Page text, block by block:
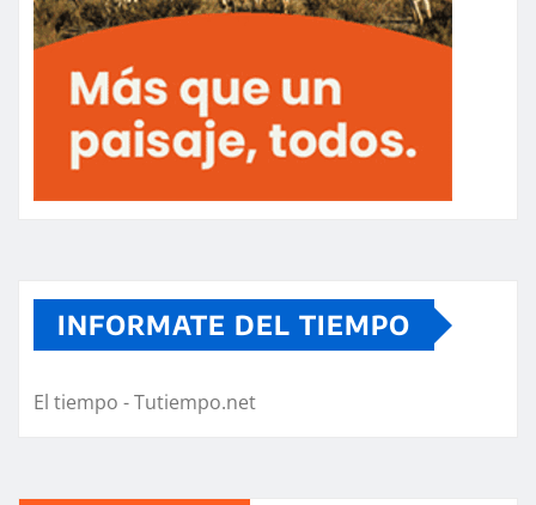
INFORMATE DEL TIEMPO
El tiempo - Tutiempo.net